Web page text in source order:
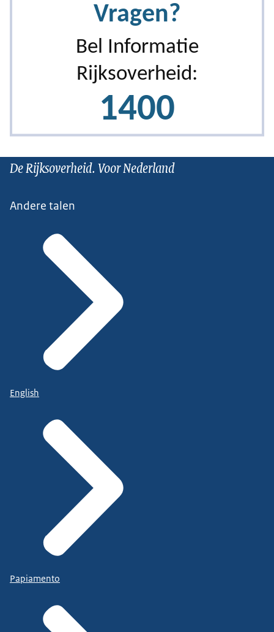
De Rijksoverheid. Voor Nederland
Andere talen
English
Papiamento